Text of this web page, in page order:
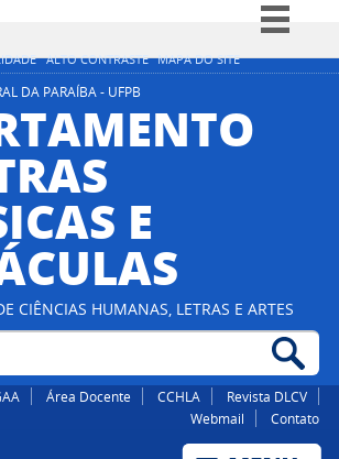
ALTO CONTRASTE MAPA DO SITE
Simplifique!
Participe
DA PARAÍBA - UFPB
E
CIÊNCIAS HUMANAS, LETRAS E ARTES
Área Docente CCHLA
Revista DLCV
Webmail
Contato